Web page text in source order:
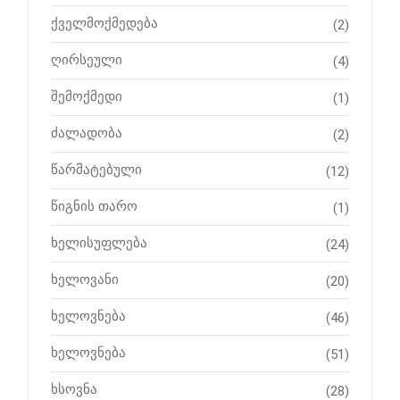
ქველმოქმედება (2)
ღირსეული (4)
შემოქმედი (1)
ძალადობა (2)
წარმატებული (12)
წიგნის თარო (1)
ხელისუფლება (24)
ხელოვანი (20)
ხელოვნება (46)
ხელოვნება (51)
ხსოვნა (28)